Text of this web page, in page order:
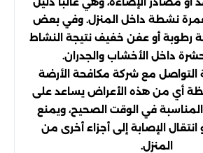
نشطة داخل المنزل. وفي بعض
رطوبة أو عفن خفيف نتيجة النشاط
داخل الأخشاب والجدران.
التواصل مع شركة مكافحة الأرضة
أي من هذه الأعراض يساعد على
المناسبة في الوقت الصحيح، ويمنع
انتقال الإصابة إلى أجزاء أخرى من
المنزل.